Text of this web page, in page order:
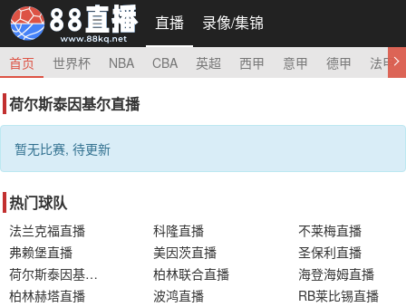
直播 录像/集锦
首页 世界杯 NBA CBA 英超 西甲 意甲 德甲 法甲
荷尔斯泰因基尔直播
暂无比赛, 待更新
热门球队
法兰克福直播 科隆直播
不莱梅直播
弗赖堡直播
美因茨直播
圣保利直播
荷尔斯泰因基尔直播
柏林联合直播
海登海姆直播
柏林赫塔直播
波鸿直播
RB莱比锡直播